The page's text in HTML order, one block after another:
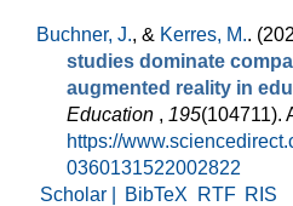
Buchner, J., & Kerres, M..
studies dominate
augmented reality in
Education , 195(104711).
https://
0360131522002822
Scholar |
BibTeX RTF RIS